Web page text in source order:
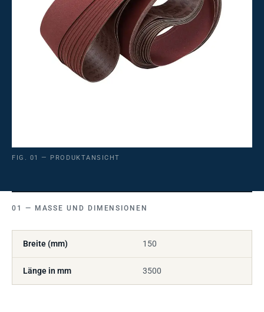
FIG. 01 — PRODUKTANSICHT
MASSE UND DIMENSIONEN
Breite (mm) 150
Länge in mm 3500